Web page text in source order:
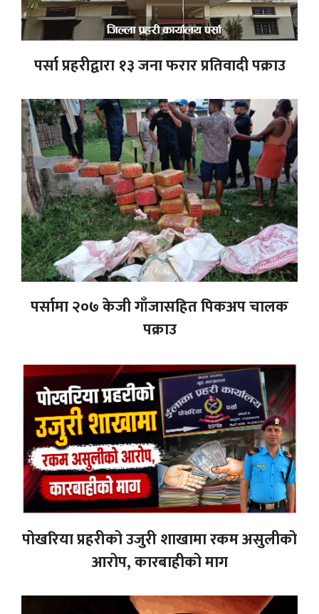
पर्सा प्रहरीद्वारा १३ जना फरार प्रतिवादी पक्राउ
पर्सामा २०७ केजी गाँजासहित पिकअप चालक
पक्राउ
पोखरिया प्रहरीको उजुरी शाखामा रकम असुलीको
आरोप, कारबाहीको माग